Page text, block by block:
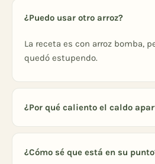
¿Puedo usar otro arroz?
La receta es con arroz bomba,
quedó estupendo.
¿Por qué caliento el caldo
¿Cómo sé que está en su